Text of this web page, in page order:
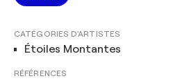
CATÉGORIES D'ARTISTES
Étoiles Montantes
RÉFÉRENCES